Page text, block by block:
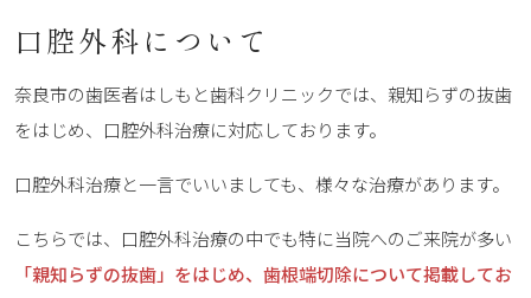
口腔外科について
奈良市の歯医者はしもと歯科クリニックでは、親知らずの抜歯
をはじめ、口腔外科治療に対応しております。
口腔外科治療と一言でいいましても、様々な治療があります。
こちらでは、口腔外科治療の中でも特に当院へのご来院が多い
「親知らずの抜歯」をはじめ、歯根端切除について掲載してお